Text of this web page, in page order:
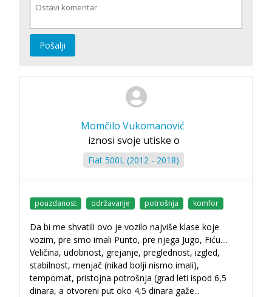
Pošalji
Momčilo Vukomanović
iznosi svoje utiske o
Fiat 500L (2012 - 2018)
pouzdanost održavanje potrošnja komfor
Da bi me shvatili ovo je vozilo najviše klase koje
vozim, pre smo imali Punto, pre njega Jugo, Fiću....
Veličina, udobnost, grejanje, preglednost, izgled,
stabilnost, menjač (nikad bolji nismo imali),
tempomat, pristojna potrošnja (grad leti ispod 6,5
dinara, a otvoreni put oko 4,5 dinara gaže...